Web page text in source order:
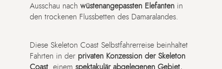
Ausschau nach wüstenangepassten Elefanten in
den trockenen Flussbetten des Damaralandes.
Diese Skeleton Coast Selbstfahrerreise beinhaltet
Fahrten in der privaten Konzession der Skeleton
Coast, einem spektakulär abgelegenen Gebiet,